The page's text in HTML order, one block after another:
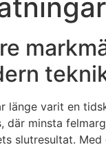
länge varit en
där minsta
slutresultat. Med